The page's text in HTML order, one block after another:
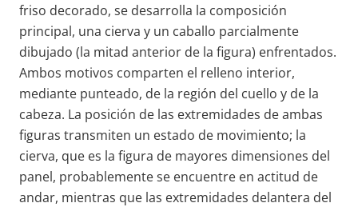
friso decorado, se desarrolla la composición
principal, una cierva y un caballo parcialmente
dibujado (la mitad anterior de la figura) enfrentados.
Ambos motivos comparten el relleno interior,
mediante punteado, de la región del cuello y de la
cabeza. La posición de las extremidades de ambas
figuras transmiten un estado de movimiento; la
cierva, que es la figura de mayores dimensiones del
panel, probablemente se encuentre en actitud de
andar, mientras que las extremidades delantera del